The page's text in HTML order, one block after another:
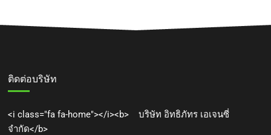
ติดต่อบริษัท
<i class="fa fa-home"></i><b> บริษัท อิทธิภัทร เอเจนซี่
จำกัด</b>